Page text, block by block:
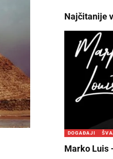
Najčitanije
DOGAĐAJI
Marko Luis